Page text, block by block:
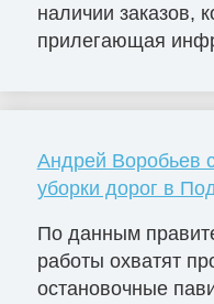
наличии заказов,
прилегающая
Андрей Воробьев
уборки дорог в
По данным
работы охватят
остановочные